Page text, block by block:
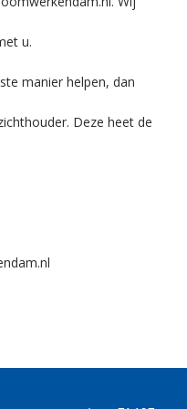
u.
manier helpen, dan
Deze heet de